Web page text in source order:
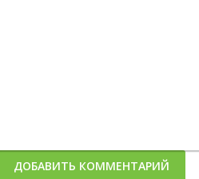
ДОБАВИТЬ КОММЕНТАРИЙ